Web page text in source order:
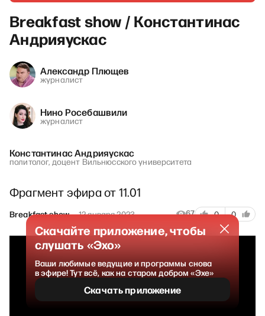
Breakfast show / Константинас
Андрияускас
Александр Плющев
журналист
Нино Росебашвили
журналист
Константинас Андрияускас
политолог, доцент Вильнюсского университета
Фрагмент эфира от 11.01
Breakfast show 12 января 2023 67 0 0
Скачайте приложение, чтобы
слушать «Эхо»
Ваши любимые ведущие и программы снова
в эфире! Тут всё, как на старом добром «Эхе»
Скачать приложение